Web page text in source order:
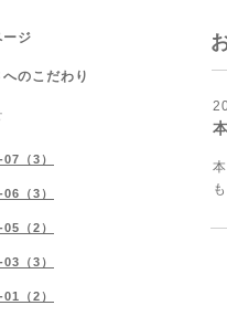
ージ
のこだわり
（3）
（3）
（2）
（3）
（2）